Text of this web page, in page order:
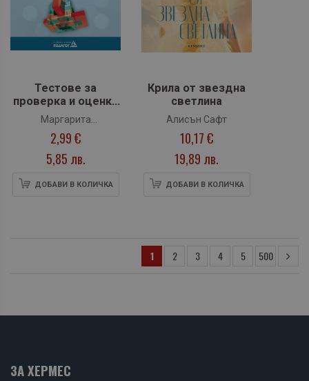
Тестове за
проверка и оценка
по Физика и
астрономия за 7
клас (Педагог)
Маргарита
Градинарова, Евгения
Бенова, Никола Велчев
2,99 €
5,85 лв.
ДОБАВИ В КОЛИЧКА
Крила от звездна
светлина
Алисън Сафт
10,17 €
19,89 лв.
ДОБАВИ В КОЛИЧКА
1 2 3 4 5 500
ЗА ХЕРМЕС